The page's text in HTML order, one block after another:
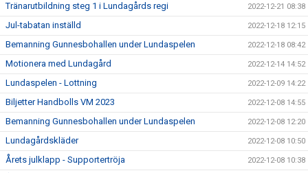
Tränarutbildning steg 1 i Lundagårds regi 2022-12-21 08:38
Jul-tabatan inställd 2022-12-18 12:15
Bemanning Gunnesbohallen under Lundaspelen 2022-12-18 08:42
Motionera med Lundagård 2022-12-14 14:52
Lundaspelen - Lottning 2022-12-09 14:22
Biljetter Handbolls VM 2023 2022-12-08 14:55
Bemanning Gunnesbohallen under Lundaspelen 2022-12-08 12:20
Lundagårdskläder 2022-12-08 10:50
Årets julklapp - Supportertröja 2022-12-08 10:38